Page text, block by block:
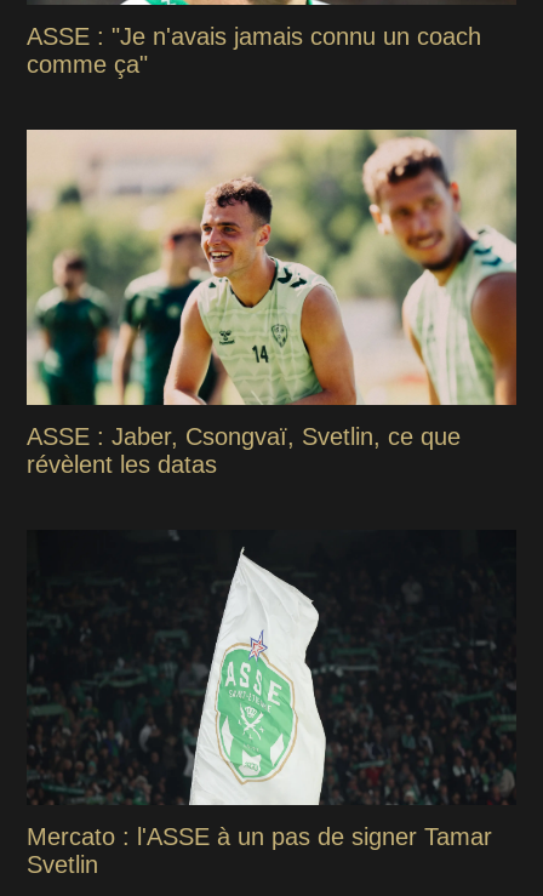
ASSE : "Je n'avais jamais connu un coach
comme ça"
ASSE : Jaber, Csongvaï, Svetlin, ce que
révèlent les datas
Mercato : l'ASSE à un pas de signer Tamar
Svetlin